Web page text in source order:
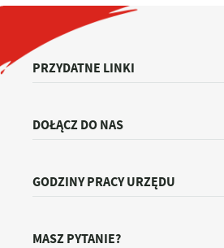
PRZYDATNE LINKI
DOŁĄCZ DO NAS
GODZINY PRACY URZĘDU
MASZ PYTANIE?